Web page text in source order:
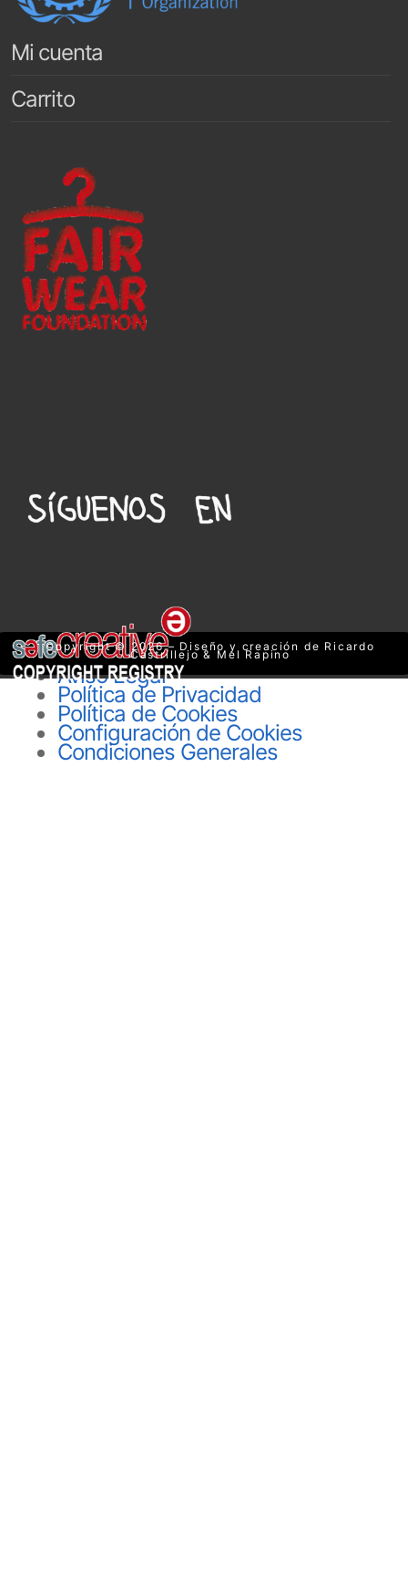
Mi cuenta
Carrito
Copyright © 2026 – Diseño y creación de Ricardo
Castrillejo & Mel Rapino
Aviso Legal
Política de Privacidad
Política de Cookies
Configuración de Cookies
Condiciones Generales